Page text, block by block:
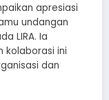
apresiasi
undangan
LIRA. Ia
kolaborasi ini
dan